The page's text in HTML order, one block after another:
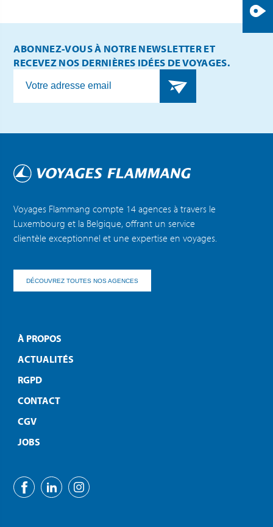
ABONNEZ-VOUS À NOTRE NEWSLETTER ET
RECEVEZ NOS DERNIÈRES IDÉES DE VOYAGES.
Voyages Flammang compte 14 agences à travers le
Luxembourg et la Belgique, offrant un service
clientèle exceptionnel et une expertise en voyages.
DÉCOUVREZ TOUTES NOS AGENCES
À PROPOS
ACTUALITÉS
RGPD
CONTACT
CGV
JOBS